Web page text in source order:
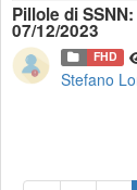
Pillole di
07/12/2023
FHD
Stefano